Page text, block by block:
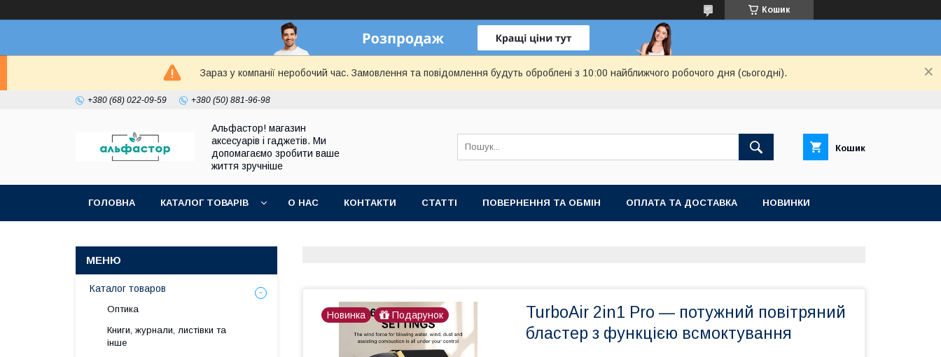
Кошик
Зараз у компанії неробочий час. Замовлення та повідомлення будуть оброблені з 10:00 найближчого робочого дня (сьогодні).
+380 (68) 022-09-59 +380 (50) 881-96-98
Альфастор! магазин
аксесуарів і гаджетів. Ми
допомагаємо зробити ваше
життя зручніше
Кошик
ГОЛОВНА КАТАЛОГ ТОВАРІВ О НАС КОНТАКТИ СТАТТІ ПОВЕРНЕННЯ ТА ОБМІН ОПЛАТА ТА ДОСТАВКА НОВИНКИ
Новинка Подарунок
TurboAir 2in1 Pro — потужний повітряний
бластер з функцією всмоктування
Каталог товаров
Оптика
Книги, журнали, листівки та
інше